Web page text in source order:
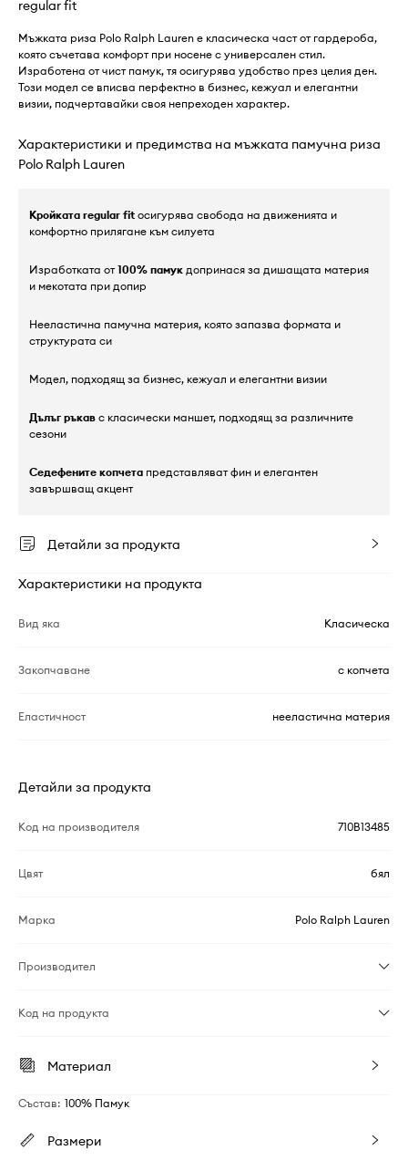
regular fit
Мъжката риза Polo Ralph Lauren е класическа част от гардероба,
която съчетава комфорт при носене с универсален стил.
Изработена от чист памук, тя осигурява удобство през целия ден.
Този модел се вписва перфектно в бизнес, кежуал и елегантни
визии, подчертавайки своя непреходен характер.
Характеристики и предимства на мъжката памучна риза
Polo Ralph Lauren
Кройката regular fit осигурява свобода на движенията и
комфортно прилягане към силуета
Изработката от100% памук допринася за дишащата материя
и мекотата при допир
Нееластична памучна материя, която запазва формата и
структурата си
Модел, подходящ за бизнес, кежуал и елегантни визии
Дълъг ръкав с класически маншет, подходящ за различните
сезони
Седефените копчета представляват фин и елегантен
завършващ акцент
Детайли за продукта
Характеристики на продукта
Вид яка Класическа
Закопчаване с копчета
Еластичност нееластична материя
Детайли за продукта
Код на производителя 710B13485
Цвят бял
Марка Polo Ralph Lauren
Производител
Код на продукта
Материал
Състав: 100% Памук
Размери